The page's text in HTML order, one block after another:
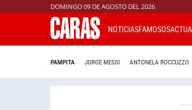
DOMINGO 09 DE AGOSTO DEL 2026
NOTICIASFAMOSOS
PAMPITA JORGE MESSI ANTONELA ROCCUZZO